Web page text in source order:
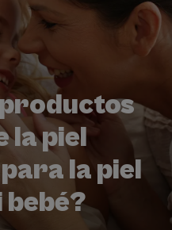
la piel
la piel